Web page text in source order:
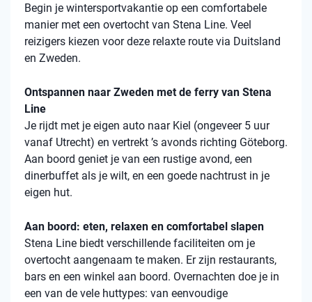
Begin je wintersportvakantie op een comfortabele
manier met een overtocht van Stena Line. Veel
reizigers kiezen voor deze relaxte route via Duitsland
en Zweden.
Ontspannen naar Zweden met de ferry van Stena
Line
Je rijdt met je eigen auto naar Kiel (ongeveer 5 uur
vanaf Utrecht) en vertrekt ’s avonds richting Göteborg.
Aan boord geniet je van een rustige avond, een
dinerbuffet als je wilt, en een goede nachtrust in je
eigen hut.
Aan boord: eten, relaxen en comfortabel slapen
Stena Line biedt verschillende faciliteiten om je
overtocht aangenaam te maken. Er zijn restaurants,
bars en een winkel aan boord. Overnachten doe je in
een van de vele huttypes: van eenvoudige